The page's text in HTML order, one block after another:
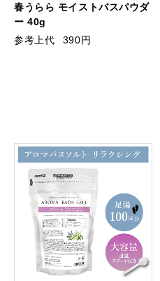
春うらら モイストバスパウダ
ー 40g
参考上代
390円